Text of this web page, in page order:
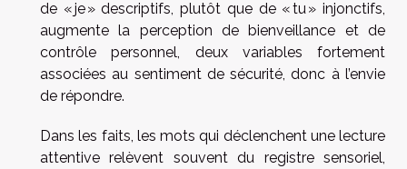
de « je » descriptifs, plutôt que de « tu » injonctifs,
augmente la perception de bienveillance et de
contrôle personnel, deux variables fortement
associées au sentiment de sécurité, donc à l’envie
de répondre.
Dans les faits, les mots qui déclenchent une lecture
attentive relèvent souvent du registre sensoriel,